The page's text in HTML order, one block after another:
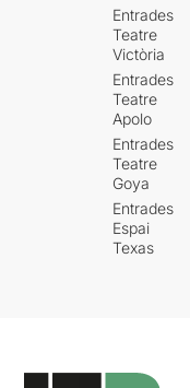
Entrades
Teatre
Victòria
Entrades
Teatre
Apolo
Entrades
Teatre
Goya
Entrades
Espai
Texas